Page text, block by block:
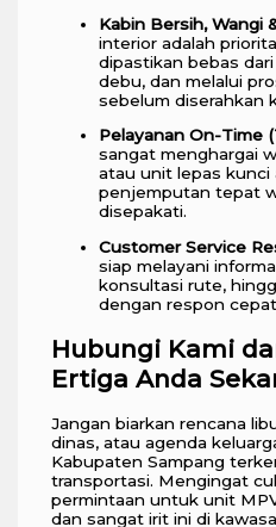
Kabin Bersih, Wangi
interior adalah
dipastikan bebas
debu, dan melalui
sebelum diserahkan
Pelayanan On-Time
sangat menghargai
atau unit lepas kunci
penjemputan tepat
disepakati.
Customer Service
siap melayani
konsultasi rute,
dengan respon
Hubungi Kami
Ertiga Anda
Jangan biarkan rencana
dinas, atau agenda
Kabupaten Sampang
transportasi. Mengingat
permintaan untuk unit
dan sangat irit ini di